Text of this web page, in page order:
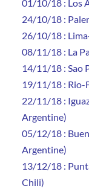
01/10/18 : Los
24/10/18 :
26/10/18 :
08/11/18 : La
14/11/18 : Sao
19/11/18 : Rio-
22/11/18 :
Argentine)
05/12/18 :
Argentine)
13/12/18 :
Chili)